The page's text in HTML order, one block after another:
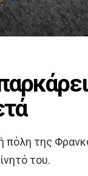
πόλη της
του.